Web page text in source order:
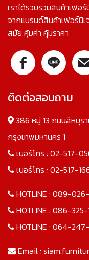
เราได้รวบรวมสินค้าเฟอ
จากแบรนด์สินค้าเฟอร์
สมัย คุ้มค่า คุ้มราคา
ติดต่อสอบถาม
386 หมู่ 13 ถนนสีหบุร
กรุงเทพมหานคร 1
เบอร์โทร : 02-517-
เบอร์โทร : 02-517-
HOTLINE : 089-
HOTLINE : 086-325-
HOTLINE : 064-247-
Email :